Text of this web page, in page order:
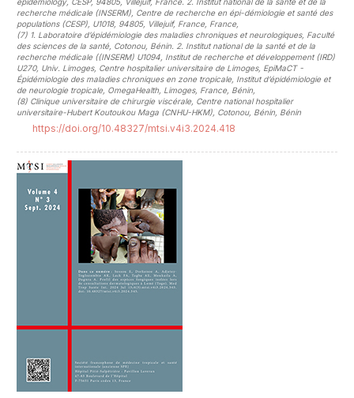
recherche médicale (INSERM), Centre de recherche en épi-démiologie et santé des
populations (CESP), U1018, 94805, Villejuif, France, France,
(7) 1. Laboratoire d’épidémiologie des maladies chroniques et neurologiques, Faculté
des sciences de la santé, Cotonou, Bénin. 2. Institut national de la santé et de la
recherche médicale ((INSERM) U1094, Institut de recherche et développement (IRD)
U270, Univ. Limoges, Centre hospitalier universitaire de Limoges, EpiMaCT -
Épidémiologie des maladies chroniques en zone tropicale, Institut d’épidémiologie et
de neurologie tropicale, OmegaHealth, Limoges, France, Bénin
(8) Clinique universitaire de chirurgie viscérale, Centre national hospitalier
universitaire-Hubert Koutoukou Maga (CNHU-HKM), Cotonou, Bénin, Bénin
https://doi.org/10.48327/mtsi.v4i3.2024.418